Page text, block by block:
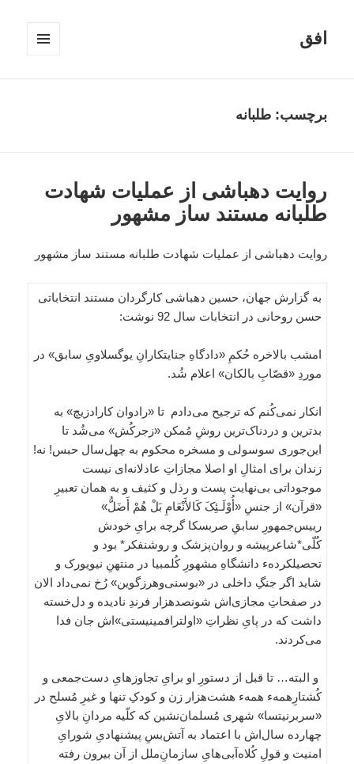
افق
برچسب:طلبانه
روایت دهباشی از عملیات شهادت
طلبانه مستند ساز مشهور
روایت دهباشی از عملیات شهادت طلبانه مستند ساز مشهور
به گزارش جهان، حسین دهباشی کارگردان مستند انتخاباتی
حسن روحانی در انتخابات سال 92 نوشت:
امشب بالاخره حُکمِ «دادگاهِ جنایتکارانِ یوگسلاویِ سابق» در
موردِ «قصّابِ بالکان» اعلام شُد.
انکار نمی‌کُنم که ترجیح می‌دادم تا «رادوان کارادزیچ» به
بدترین و دردناک‌ترین روشِ مُمکن «زجرکُش» می‌شُد تا
این‌جوری سوسولی و مسخره محکوم به چهل‌سال حبس! نه!
زندان برای امثالِ او اصلا مجازاتِ عادلانه‌ای نیست
موجوداتی بی‌نهایت پست و رذل و کثیف و به همان تعبیرِ
«قرآن» از جنسِ «أُوْلَـئِکَ کَالأَنْعَامِ بَلْ هُمْ أَضَلُّ»
رییس‌جمهورِ سابقِ صربسکا گرچه برایِ خودش
کُلّی*شاعرپیشه و روان‌پزشک و روشنفکر* بود و
تحصیلکردهء دانشگاهِ مشهورِ کُلمبیا در منتهنِ نیویورک و
شاید اگر جنگِ داخلی در «بوسنی‌وهرزگوین» رُخ نمی‌داد الان
در صفحاتِ مجازی‌اش شونصدهزار فرندِ نادیده و دل‌خسته
داشت که در پایِ نظراتِ «اولترافمینیستی»‌اش جان فدا
می‌کردند.
و البته… تا قبل از دستورِ او برایِ تجاوزهایِ دست‌جمعی و
کُشتارِهمهء همهء هشت‌هزار زن و کودکِ تنها و غیرِ مُسلح در
«سربرنیتسا» شهری مُسلمان‌نشین که کلّیه مردانِ بالایِ
چهارده سال‌اش با اعتماد به آتش‌بسِ پیشنهادیِ شورایِ
امنیت و قولِ کُلاه‌آبی‌هایِ سازمانِ‌ملل از آن بیرون رفته